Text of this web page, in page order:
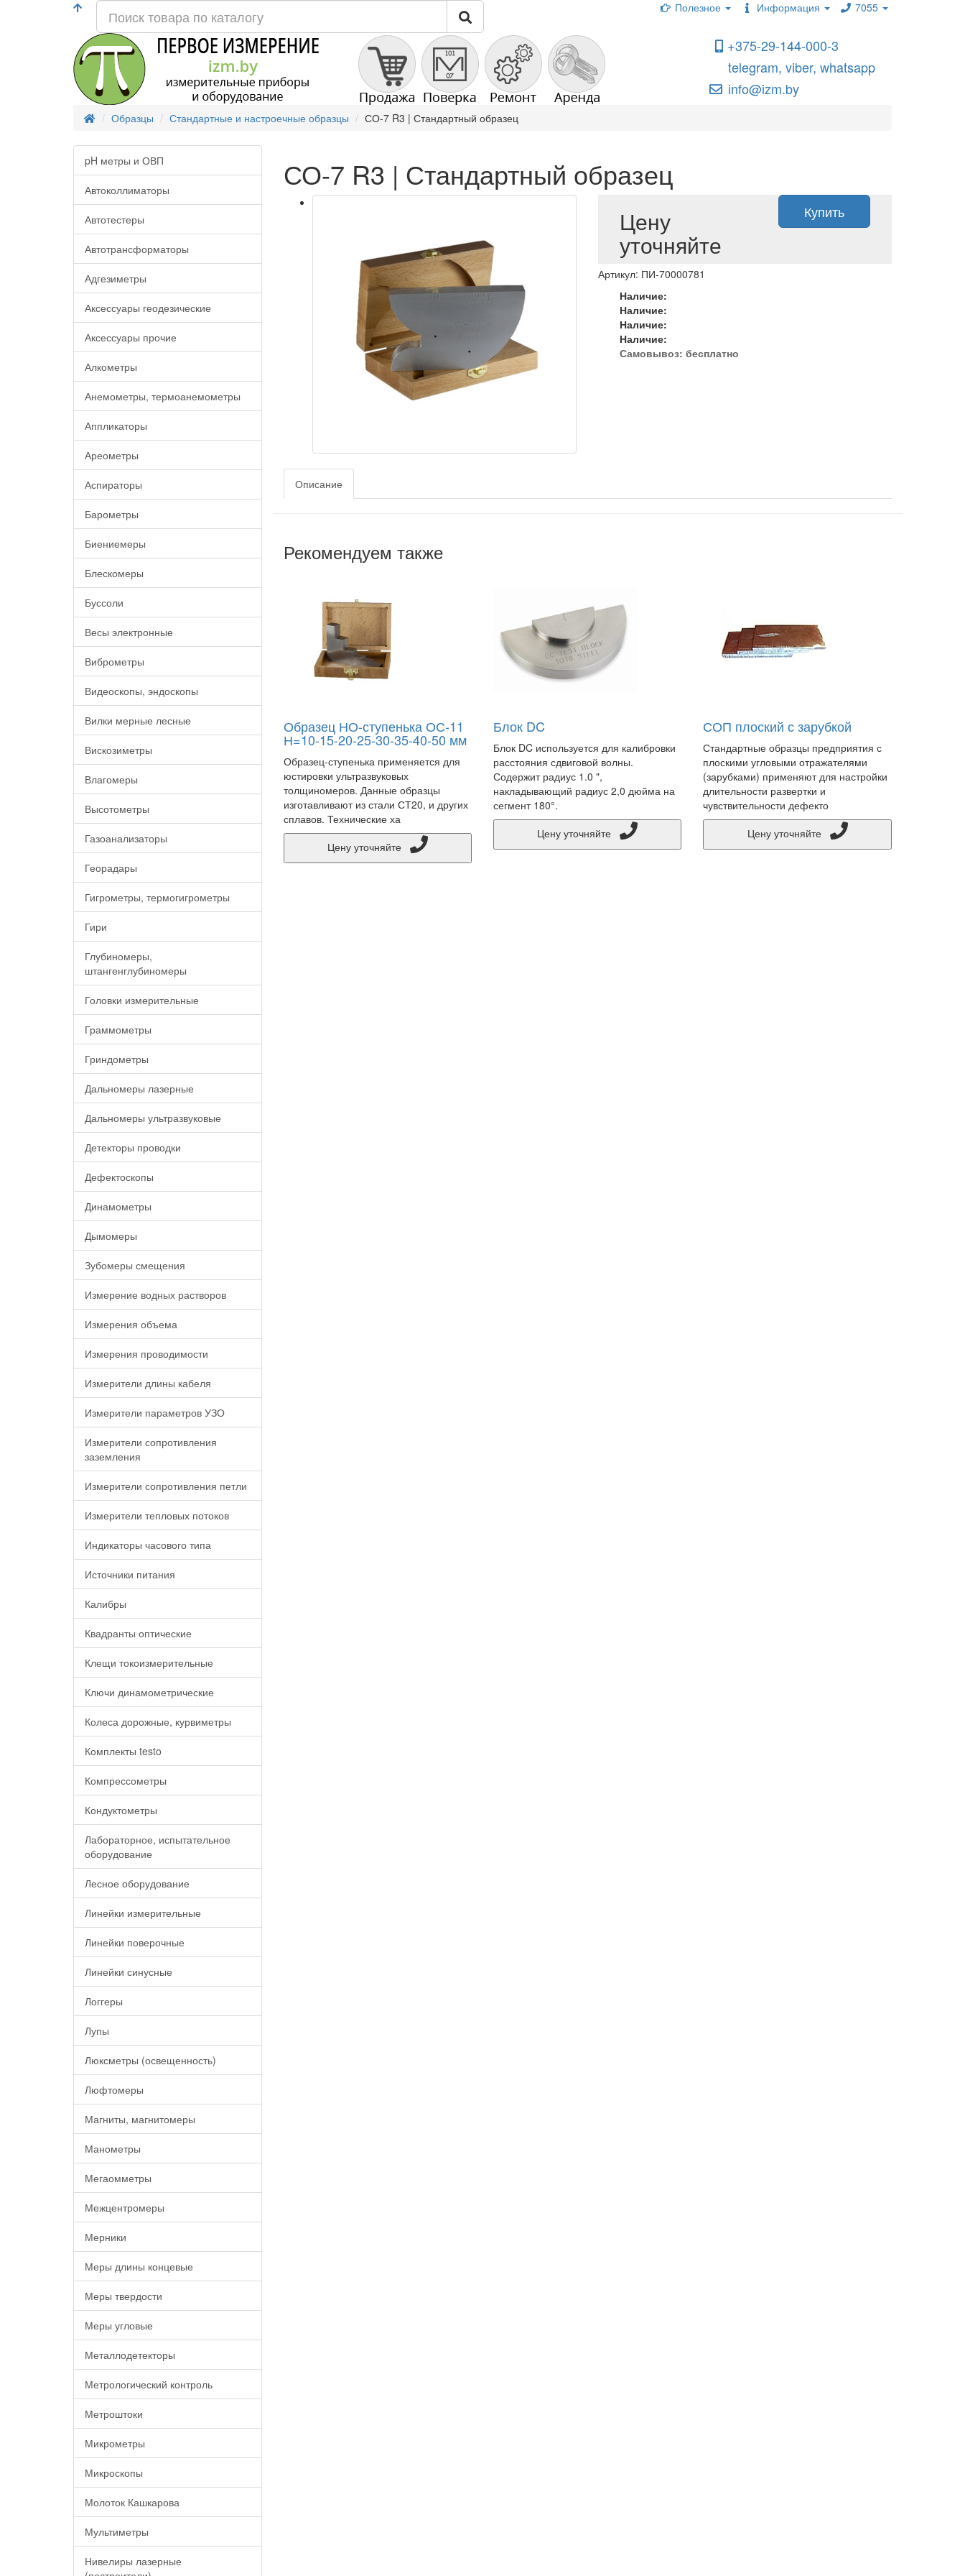
Полезное Информация 7055
+375-29-144-000-3
telegram, viber, whatsapp
info@izm.by
Образцы Стандартные и настроечные образцы СО-7 R3 | Стандартный образец
pH метры и ОВП
Автоколлиматоры
Автотестеры
Автотрансформаторы
Адгезиметры
Аксессуары геодезические
Аксессуары прочие
Алкометры
Анемометры, термоанемометры
Аппликаторы
Ареометры
Аспираторы
Барометры
Биениемеры
Блескомеры
Буссоли
Весы электронные
Виброметры
Видеоскопы, эндоскопы
Вилки мерные лесные
Вискозиметры
Влагомеры
Высотометры
Газоанализаторы
Георадары
Гигрометры, термогигрометры
Гири
Глубиномеры,
штангенглубиномеры
Головки измерительные
Граммометры
Гриндометры
Дальномеры лазерные
Дальномеры ультразвуковые
Детекторы проводки
Дефектоскопы
Динамометры
Дымомеры
Зубомеры смещения
Измерение водных растворов
Измерения объема
Измерения проводимости
Измерители длины кабеля
Измерители параметров УЗО
Измерители сопротивления
заземления
Измерители сопротивления петли
Измерители тепловых потоков
Индикаторы часового типа
Источники питания
Калибры
Квадранты оптические
Клещи токоизмерительные
Ключи динамометрические
Колеса дорожные, курвиметры
Комплекты testo
Компрессометры
Кондуктометры
Лабораторное, испытательное
оборудование
Лесное оборудование
Линейки измерительные
Линейки поверочные
Линейки синусные
Логгеры
Лупы
Люксметры (освещенность)
Люфтомеры
Магниты, магнитомеры
Манометры
Мегаомметры
Межцентромеры
Мерники
Меры длины концевые
Меры твердости
Меры угловые
Металлодетекторы
Метрологический контроль
Метроштоки
Микрометры
Микроскопы
Молоток Кашкарова
Мультиметры
Нивелиры лазерные
СО-7 R3 | Стандартный образец
Цену
уточняйте
Купить
Артикул: ПИ-70000781
Наличие:
Наличие:
Наличие:
Наличие:
Самовывоз:бесплатно
Описание
Рекомендуем также
Образец НО-ступенька ОС-11
Н=10-15-20-25-30-35-40-50 мм
Образец-ступенька применяется для
юстировки ультразвуковых
толщиномеров. Данные образцы
изготавливают из стали СТ20, и других
сплавов. Технические ха
Блок DC
Блок DC используется для калибровки
расстояния сдвиговой волны.
Содержит радиус 1.0 ",
накладывающий радиус 2,0 дюйма на
сегмент 180°.
Цену уточняйте
СОП плоский с зарубкой
Стандартные образцы предприятия с
плоскими угловыми отражателями
(зарубками) применяют для настройки
длительности развертки и
чувствительности дефекто